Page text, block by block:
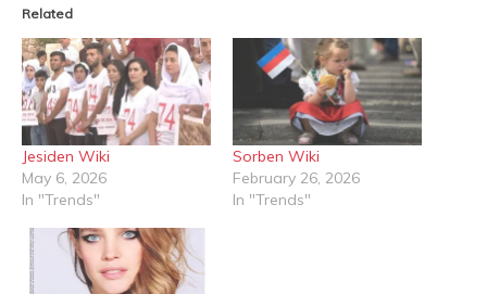
Related
Jesiden Wiki
May 6, 2026
In "Trends"
Sorben Wiki
February 26, 2026
In "Trends"